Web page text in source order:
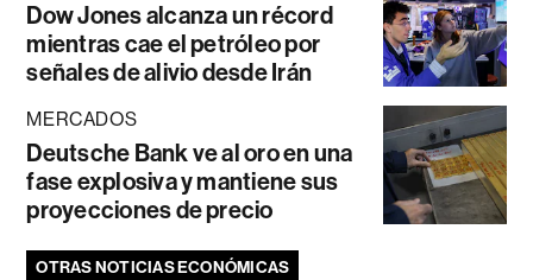
Dow Jones alcanza un récord
mientras cae el petróleo por
señales de alivio desde Irán
MERCADOS
Deutsche Bank ve al oro en una
fase explosiva y mantiene sus
proyecciones de precio
OTRAS NOTICIAS ECONÓMICAS